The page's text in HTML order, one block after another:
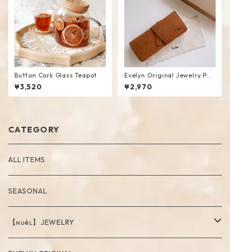
Button Cork Glass Teapot
¥3,520
Evelyn Original Jewelry Pou
ch
¥2,970
CATEGORY
ALL ITEMS
SEASONAL
【ɴᴜéʟ】JEWELRY